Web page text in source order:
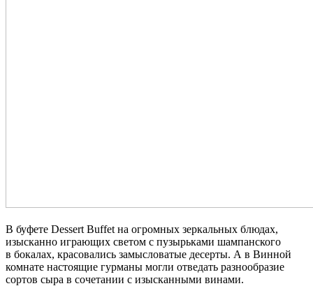
В буфете Dessert Buffet на огромных зеркальных блюдах,
изысканно играющих светом с пузырьками шампанского
в бокалах, красовались замысловатые десерты. А в Винной
комнате настоящие гурманы могли отведать разнообразие
сортов сыра в сочетании с изысканными винами.